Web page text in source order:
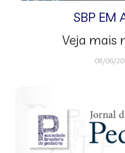
SBP EM
Veja mais
08/06/